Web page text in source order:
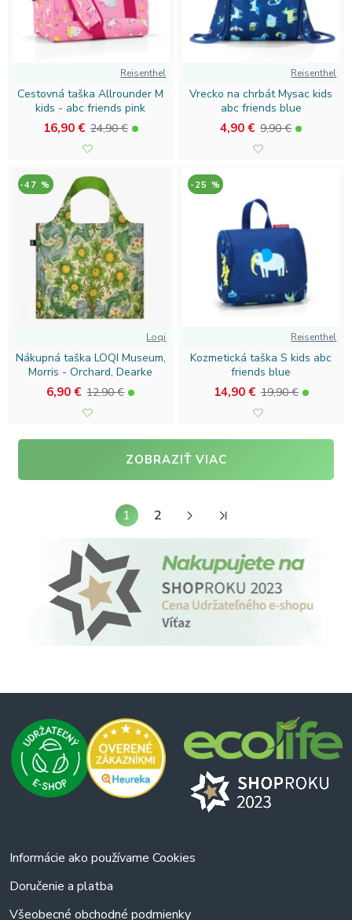
Reisenthel
Cestovná taška Allrounder M
kids - abc friends pink
16,90 € 24,90 €
Reisenthel
Vrecko na chrbát Mysac kids
abc friends blue
4,90 € 9,90 €
-47 %
Loqi
Nákupná taška LOQI Museum,
Morris - Orchard, Dearke
6,90 € 12,90 €
-25 %
Reisenthel
Kozmetická taška S kids abc
friends blue
14,90 € 19,90 €
ZOBRAZIŤ VIAC
1 2
Informácie ako používame Cookies
Doručenie a platba
Všeobecné obchodné podmienky